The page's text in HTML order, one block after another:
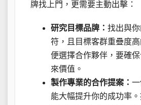
牌找上門，更需要主動出擊：
研究目標品牌： 找出與
符，且目標客群重疊度
便選擇合作夥伴，要確
來價值。
製作專業的合作提案：
能大幅提升你的成功率